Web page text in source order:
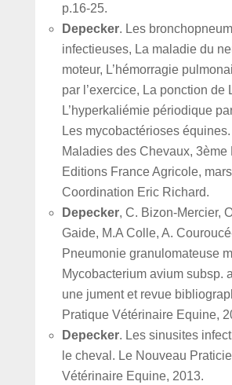
p.16-25.
Depecker. Les
infectieuses, La maladie du
moteur, L’hémorragie
par l’exercice, La ponction de
L’hyperkaliémie périodique
Les mycobactérioses
Maladies des Chevaux, 3ème
Editions France Agricole,
Coordination Eric Richard.
Depecker, C. Bizon-Mercier,
Gaide, M.A Colle, A.
Pneumonie granulomateuse
Mycobacterium avium subsp.
une jument et revue
Pratique Vétérinaire Equine,
Depecker. Les sinusites
le cheval. Le Nouveau
Vétérinaire Equine, 2013.